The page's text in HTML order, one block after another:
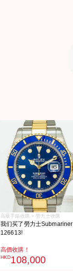
高級手錶收購 > 勞力士收購
我们买了勞力士Submariner
126613!
高價收購！
HKD108,000